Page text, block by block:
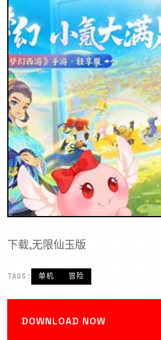
下载,无限仙玉版
TAGS: 单机 冒险
DOWNLOAD NOW